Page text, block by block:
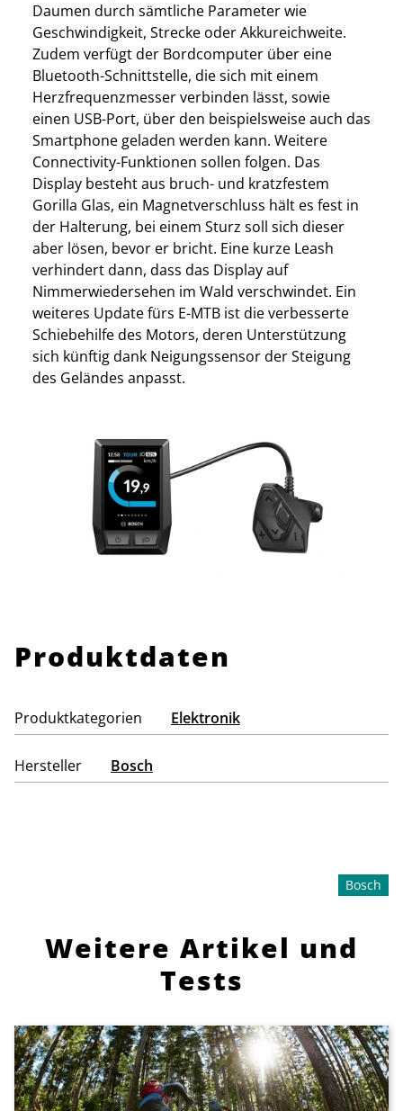
Daumen durch sämtliche Parameter wie
Geschwindigkeit, Strecke oder Akkureichweite.
Zudem verfügt der Bordcomputer über eine
Bluetooth-Schnittstelle, die sich mit einem
Herzfrequenzmesser verbinden lässt, sowie
einen USB-Port, über den beispielsweise auch das
Smartphone geladen werden kann. Weitere
Connectivity-Funktionen sollen folgen. Das
Display besteht aus bruch- und kratzfestem
Gorilla Glas, ein Magnetverschluss hält es fest in
der Halterung, bei einem Sturz soll sich dieser
aber lösen, bevor er bricht. Eine kurze Leash
verhindert dann, dass das Display auf
Nimmerwiedersehen im Wald verschwindet. Ein
weiteres Update fürs E-MTB ist die verbesserte
Schiebehilfe des Motors, deren Unterstützung
sich künftig dank Neigungssensor der Steigung
des Geländes anpasst.
Produktdaten
Produktkategorien Elektronik
Hersteller Bosch
Bosch
Weitere Artikel und
Tests